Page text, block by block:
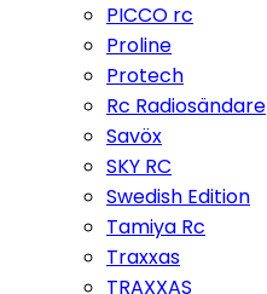
PICCO rc
Proline
Protech
Rc Radiosändare
Savöx
SKY RC
Swedish Edition
Tamiya Rc
Traxxas
TRAXXAS